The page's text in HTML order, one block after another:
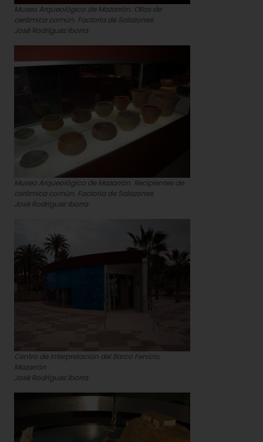
Museo Arqueológico de Mazarrón. Ollas de
cerámica común. Factoría de Salazones
José Rodríguez Iborra
Museo Arqueológico de Mazarrón. Recipientes de
cerámica común. Factoría de Salazones
José Rodríguez Iborra
Centro de Interpretación del Barco Fenicio,
Mazarrón
José Rodríguez Iborra